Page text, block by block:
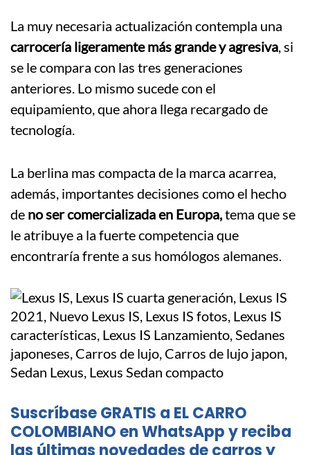
La muy necesaria actualización contempla una
carrocería ligeramente más grande y agresiva, si
se le compara con las tres generaciones
anteriores. Lo mismo sucede con el
equipamiento, que ahora llega recargado de
tecnología.
La berlina mas compacta de la marca acarrea,
además, importantes decisiones como el hecho
de no ser comercializada en Europa,tema que se
le atribuye a la fuerte competencia que
encontraría frente a sus homólogos alemanes.
Suscríbase GRATIS a EL CARRO
COLOMBIANO en WhatsApp y reciba
las últimas novedades de carros y